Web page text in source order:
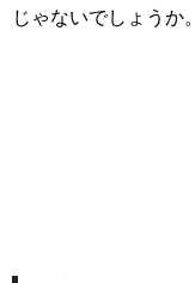
じゃないでしょうか。